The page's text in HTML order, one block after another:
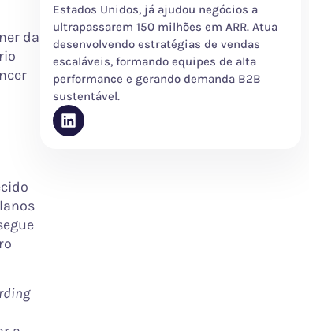
da
Estados Unidos, já ajudou negócios a
ultrapassarem 150 milhões em ARR. Atua
desenvolvendo estratégias de vendas
escaláveis, formando equipes de alta
performance e gerando demanda B2B
sustentável.